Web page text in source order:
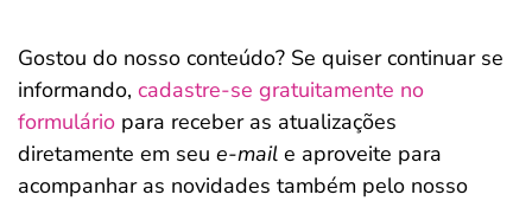
Gostou do nosso conteúdo? Se quiser continuar se
informando, cadastre-se gratuitamente no
formulário para receber as atualizações
diretamente em seu e-mail e aproveite para
acompanhar as novidades também pelo nosso